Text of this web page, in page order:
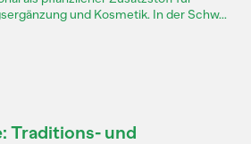
und Kosmetik. In der Schw...
Traditions- und